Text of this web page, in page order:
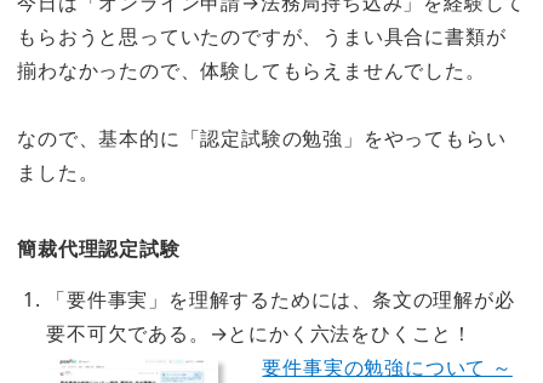
もらおうと思っていたのですが、うまい具合に書類が
揃わなかったので、体験してもらえませんでした。
なので、基本的に 「認定試験の勉強」をやってもらい
ました。
簡裁代理認定試験
「要件事実」を理解するためには、条文の理解が必
要不可欠である。→とにかく六法をひくこと！
要件事実の勉強について ～